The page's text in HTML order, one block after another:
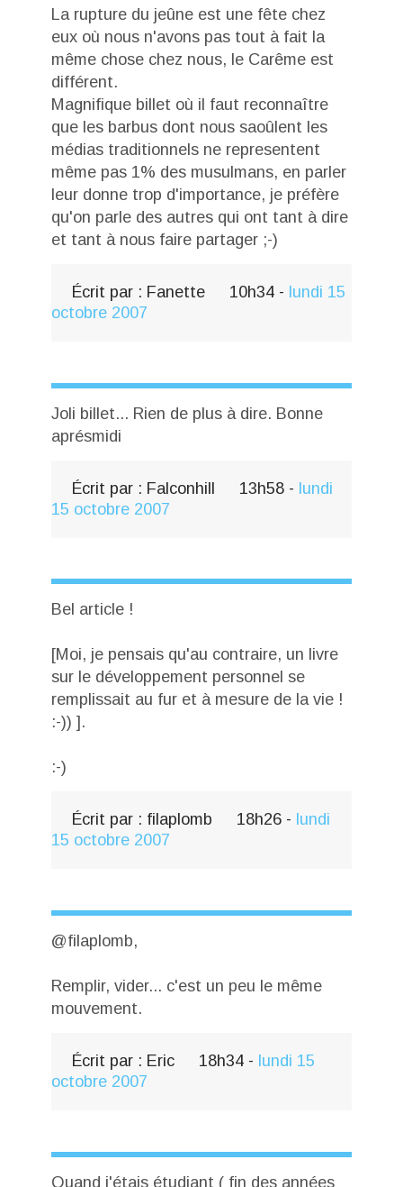
La rupture du jeûne est une fête chez
eux où nous n'avons pas tout à fait la
même chose chez nous, le Carême est
différent.
Magnifique billet où il faut reconnaître
que les barbus dont nous saoûlent les
médias traditionnels ne representent
même pas 1% des musulmans, en parler
leur donne trop d'importance, je préfère
qu'on parle des autres qui ont tant à dire
et tant à nous faire partager ;-)
Écrit par : Fanette 10h34 - lundi 15
octobre 2007
Joli billet... Rien de plus à dire. Bonne
aprésmidi
Écrit par : Falconhill 13h58 - lundi
15 octobre 2007
Bel article !
[Moi, je pensais qu'au contraire, un livre
sur le développement personnel se
remplissait au fur et à mesure de la vie !
:-)) ].
:-)
Écrit par : filaplomb 18h26 - lundi
15 octobre 2007
@filaplomb,
Remplir, vider... c'est un peu le même
mouvement.
Écrit par : Eric 18h34 - lundi 15
octobre 2007
Quand j'étais étudiant ( fin des années